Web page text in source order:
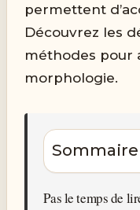
permettent
Découvrez les
méthodes pour
morphologie.
Sommaire
Pas le temps de